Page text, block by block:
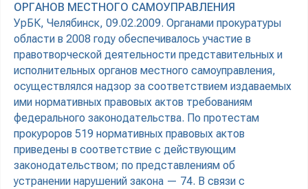
ОРГАНОВ МЕСТНОГО САМОУПРАВЛЕНИЯ
УрБК, Челябинск, 09.02.2009. Органами прокуратуры
области в 2008 году обеспечивалось участие в
правотворческой деятельности представительных и
исполнительных органов местного самоуправления,
осуществлялся надзор за соответствием издаваемых
ими нормативных правовых актов требованиям
федерального законодательства. По протестам
прокуроров 519 нормативных правовых актов
приведены в соответствие с действующим
законодательством; по представлениям об
устранении нарушений закона — 74. В связи с